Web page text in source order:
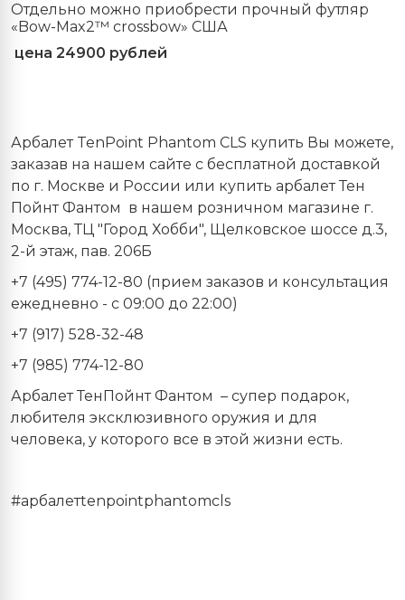
Отдельно можно приобрести прочный футляр
«Bow-Max2™ crossbow» США
цена 24900 рублей
Арбалет TenPoint Phantom CLS купить Вы можете,
заказав на нашем сайте с бесплатной доставкой
по г. Москве и России или купить арбалет Тен
Пойнт Фантом в нашем розничном магазине г.
Москва, ТЦ "Город Хобби", Щелковское шоссе д.3,
2-й этаж, пав. 206Б
+7 (495) 774-12-80 (прием заказов и консультация
ежедневно - с 09:00 до 22:00)
+7 (917) 528-32-48
+7 (985) 774-12-80
Арбалет ТенПойнт Фантом – супер подарок,
любителя эксклюзивного оружия и для
человека, у которого все в этой жизни есть.
#арбалетtenpointphantomcls